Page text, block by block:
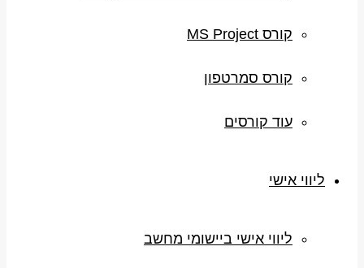
קורס MS Project
קורס סמרטפון
עוד קורסים
ליווי אישי
ליווי אישי ביישומי מחשב